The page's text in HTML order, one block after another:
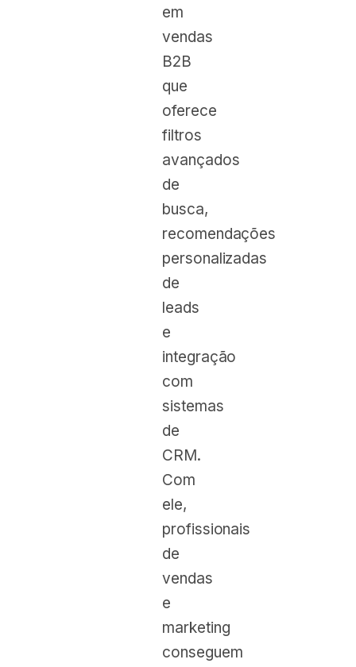
em
vendas
B2B
que
oferece
filtros
avançados
de
busca,
recomendações
personalizadas
de
leads
e
integração
com
sistemas
de
CRM.
Com
ele,
profissionais
de
vendas
e
marketing
conseguem